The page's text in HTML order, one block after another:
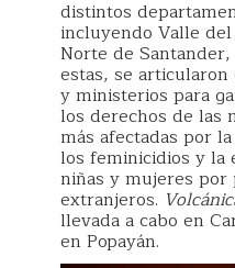
distintos
incluyendo Valle
Norte de
estas, se articularon
y ministerios para
los derechos de las
más afectadas por
los feminicidios y la
niñas y mujeres por
extranjeros.
llevada a cabo en
en Popayán.